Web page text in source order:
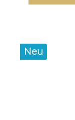
Neu